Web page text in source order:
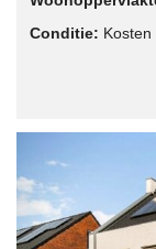
Conditie: